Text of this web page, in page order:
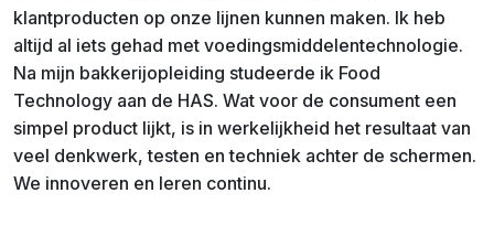
klantproducten op onze lijnen kunnen maken. Ik heb
altijd al iets gehad met voedingsmiddelentechnologie.
Na mijn bakkerijopleiding studeerde ik Food
Technology aan de HAS. Wat voor de consument een
simpel product lijkt, is in werkelijkheid het resultaat van
veel denkwerk, testen en techniek achter de schermen.
We innoveren en leren continu.